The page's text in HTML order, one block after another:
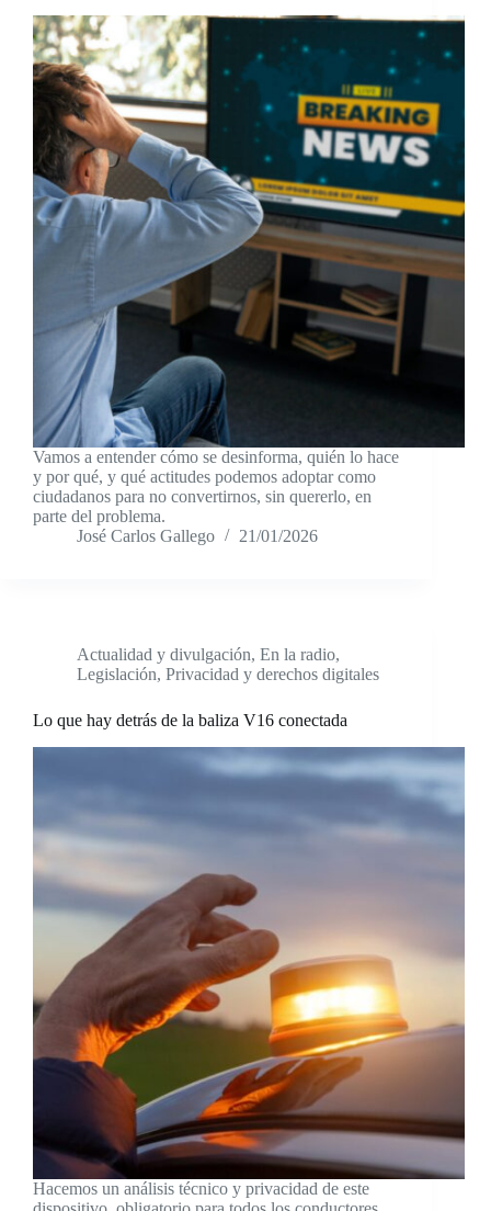
Vamos a entender cómo se desinforma, quién lo hace
y por qué, y qué actitudes podemos adoptar como
ciudadanos para no convertirnos, sin quererlo, en
parte del problema.
José Carlos Gallego
21/01/2026
Actualidad y divulgación, En la radio,
Legislación, Privacidad y derechos digitales
Lo que hay detrás de la baliza V16 conectada
Hacemos un análisis técnico y privacidad de este